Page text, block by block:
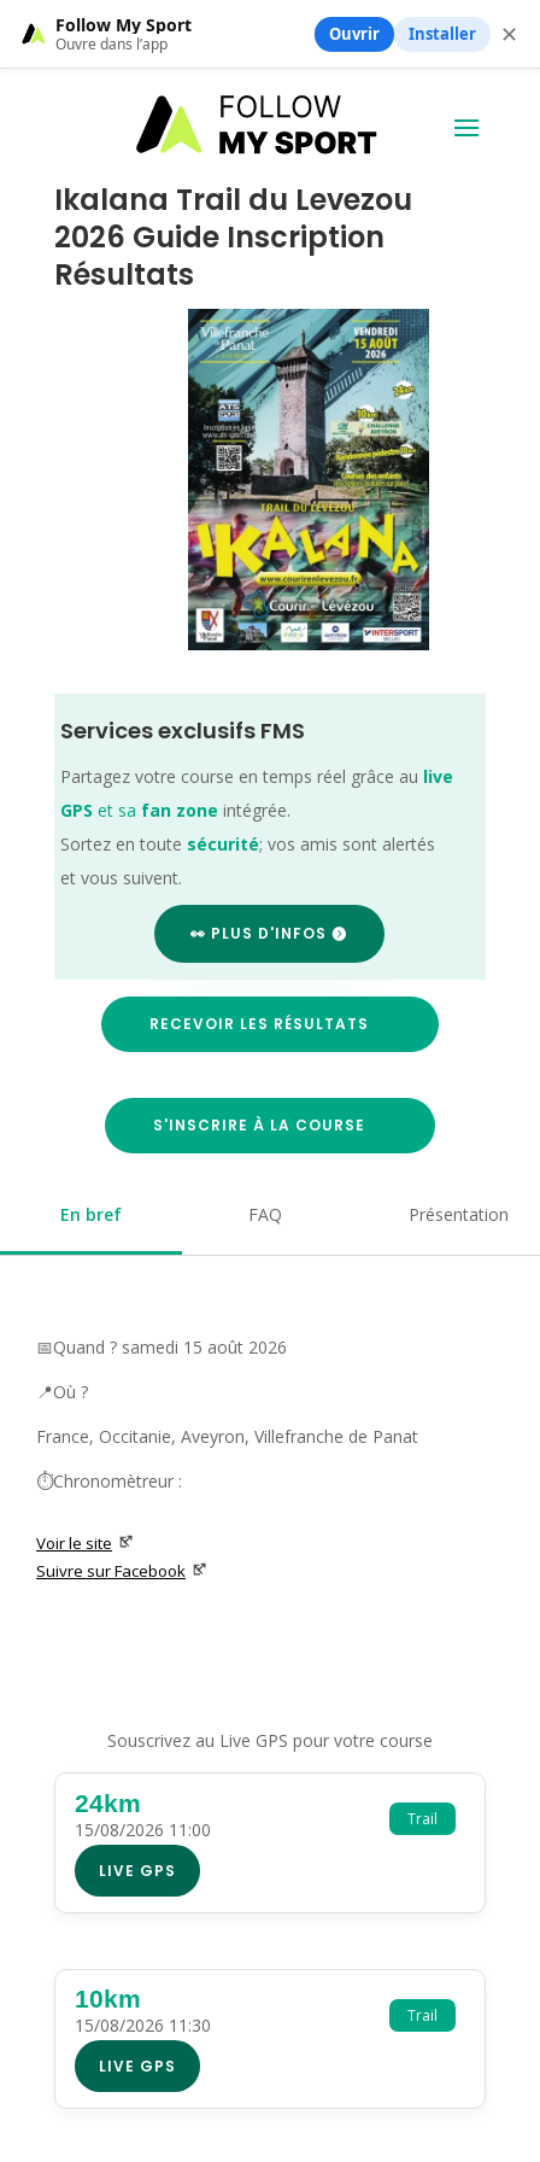
Ikalana Trail du Levezou
2026 Guide Inscription
Résultats
Services exclusifs FMS
Partagez votre course en temps réel grâce au live
GPS et sa fan zone intégrée.
Sortez en toute sécurité; vos amis sont alertés
et vous suivent.
👀 PLUS D'INFOS
RECEVOIR LES RÉSULTATS
S'INSCRIRE À LA COURSE
En bref FAQ Présentation
📅Quand ? samedi 15 août 2026
📍Où ?
France, Occitanie, Aveyron, Villefranche de Panat
⏱️Chronomètreur :
Voir le site
Suivre sur Facebook
Souscrivez au Live GPS pour votre course
Trail
24km
15/08/2026 11:00
LIVE GPS
Trail
10km
15/08/2026 11:30
LIVE GPS
Follow My Sport
Ouvre dans l’app Ouvrir Installer ✕